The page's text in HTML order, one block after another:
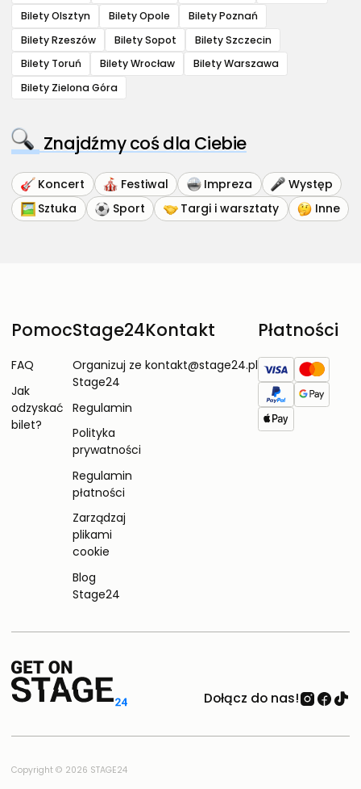
Bilety Olsztyn
Bilety Opole
Bilety Poznań
Bilety Rzeszów
Bilety Sopot
Bilety Szczecin
Bilety Toruń
Bilety Wrocław
Bilety Warszawa
Bilety Zielona Góra
Znajdźmy coś dla Ciebie
Koncert Festiwal Impreza
Występ
Sztuka
Sport Targi i warsztaty Inne
Pomoc
FAQ
Jak
odzyskać
bilet?
Stage24
Organizuj ze
Stage24
Regulamin
Polityka
prywatności
Regulamin
płatności
Zarządzaj
plikami
cookie
Blog
Stage24
Kontakt
kontakt@stage24.pl
Płatności
Dołącz do nas!
Copyright © 2026 STAGE24